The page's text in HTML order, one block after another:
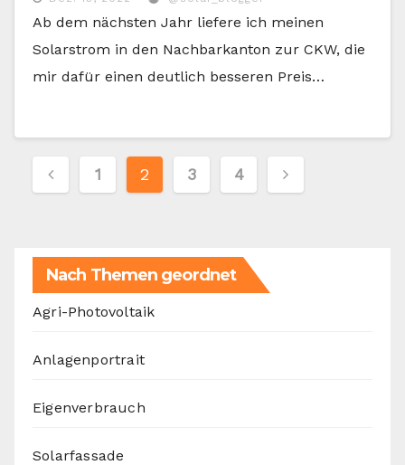
Ab dem nächsten Jahr liefere ich meinen
Solarstrom in den Nachbarkanton zur CKW, die
mir dafür einen deutlich besseren Preis…
Seitennummerierung
der
1 2 3 4
Nach Themen geordnet
Agri-Photovoltaik
Anlagenportrait
Eigenverbrauch
Solarfassade